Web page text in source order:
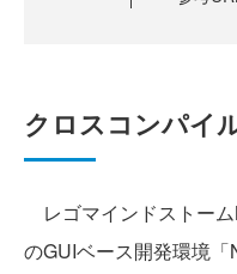
クロスコンパイ
レゴマインドストー
のGUIベース開発環境